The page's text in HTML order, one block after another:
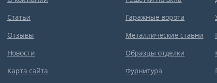
Статьи
Отзывы
Новости
Карта сайта
Гаражные ворота
Металлические ставни
Образцы отделки
Фурнитура